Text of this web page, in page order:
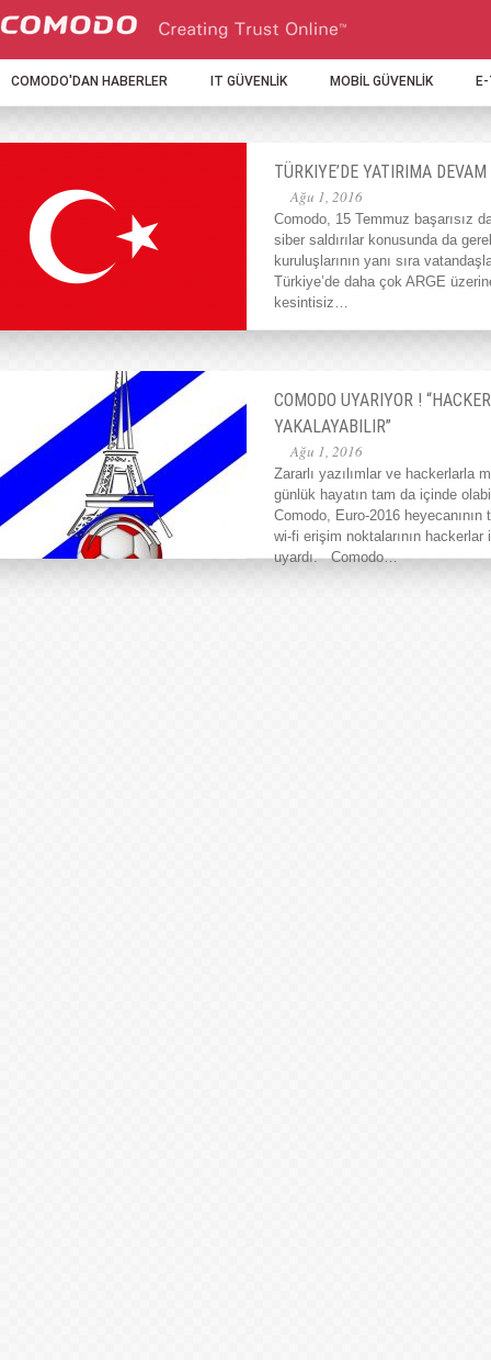
COMODO'DAN HABERLER IT GÜVENLİK MOBİL GÜVENLİK
TÜRKIYE’DE YATIRIMA DEVAM
Ağu 1, 2016
Comodo, 15 Temmuz başarısız
siber saldırılar konusunda da
kuruluşlarının yanı sıra
Türkiye’de daha çok ARGE
kesintisiz…
COMODO UYARIYOR !
YAKALAYABILIR”
Ağu 1, 2016
Zararlı yazılımlar ve hackerlarla
günlük hayatın tam da içinde
Comodo, Euro-2016 heyecanının
wi-fi erişim noktalarının hackerlar
uyardı. Comodo…